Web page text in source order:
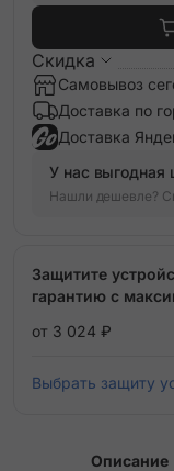
Скидка
Самовывоз
Доставка по
Доставка
У нас выгодная
Нашли дешевле?
Защитите
гарантию с
от 3 024 ₽
Выбрать защиту
Описание